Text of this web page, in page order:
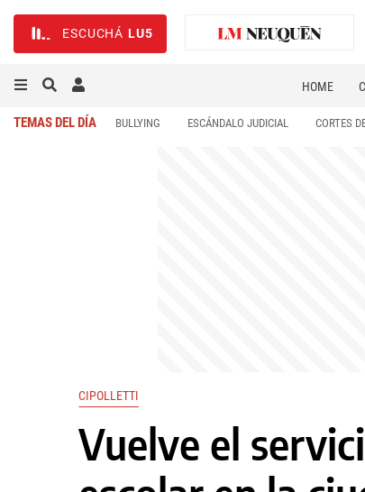
ESCUCHÁ LU5
HOME
TEMAS DEL DÍA BULLYING ESCÁNDALO JUDICIAL CORTES
CIPOLLETTI
Vuelve el